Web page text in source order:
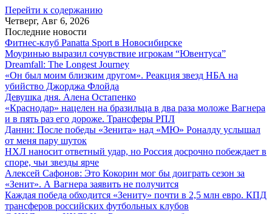
Перейти к содержанию
Четверг, Авг 6, 2026
Последние новости
Фитнес-клуб Panatta Sport в Новосибирске
Моуринью выразил сочувствие игрокам “Ювентуса”
Dreamfall: The Longest Journey
«Он был моим близким другом». Реакция звезд НБА на
убийство Джорджа Флойда
Девушка дня. Алена Остапенко
«Краснодар» нацелен на бразильца в два раза моложе Вагнера
и в пять раз его дороже. Трансферы РПЛ
Данни: После победы «Зенита» над «МЮ» Роналду услышал
от меня пару шуток
НХЛ наносит ответный удар, но Россия досрочно побеждает в
споре, чьи звезды ярче
Алексей Сафонов: Это Кокорин мог бы доиграть сезон за
«Зенит». А Вагнера заявить не получится
Каждая победа обходится «Зениту» почти в 2,5 млн евро. КПД
трансферов российских футбольных клубов